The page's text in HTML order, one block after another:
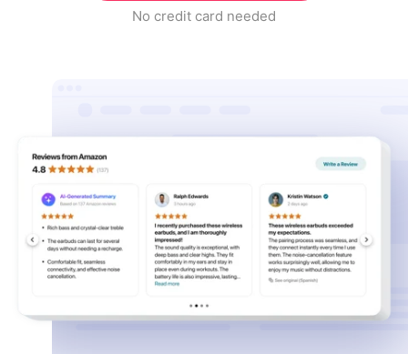
No credit card needed